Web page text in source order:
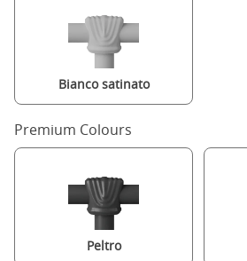
Bianco satinato
Premium Colours
Peltro